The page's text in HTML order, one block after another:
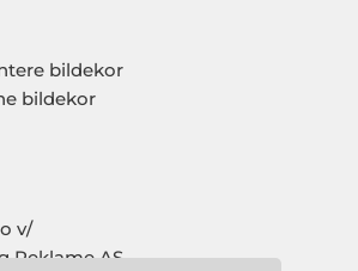
bildekor
bildekor
v/
Reklame AS